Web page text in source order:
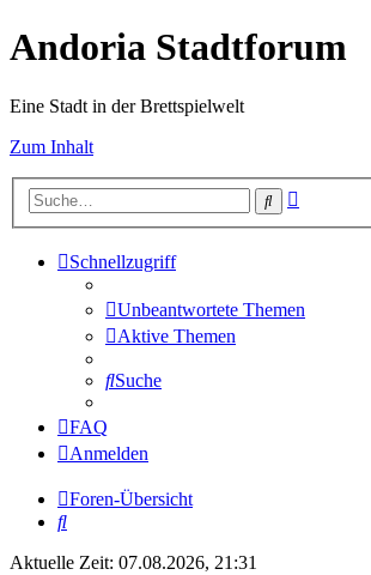
Andoria Stadtforum
Eine Stadt in der Brettspielwelt
Zum Inhalt
Suche
Schnellzugriff
Unbeantwortete Themen
Aktive Themen
Suche
FAQ
Anmelden
Foren-Übersicht
Suche
Aktuelle Zeit: 07.08.2026, 21:31